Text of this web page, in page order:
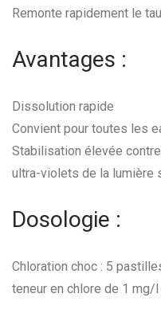
Remonte rapidement le
Avantages :
Dissolution rapide
Convient pour toutes les
Stabilisation élevée
ultra-violets de la lumière
Dosologie :
Chloration choc : 5
teneur en chlore de 1 mg/